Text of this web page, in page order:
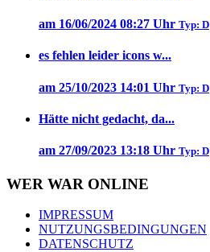
am 16/06/2024 08:27 Uhr Typ: D
es fehlen leider icons w...
am 25/10/2023 14:01 Uhr Typ: D
Hätte nicht gedacht, da...
am 27/09/2023 13:18 Uhr Typ: D
WER WAR ONLINE
IMPRESSUM
NUTZUNGSBEDINGUNGEN
DATENSCHUTZ